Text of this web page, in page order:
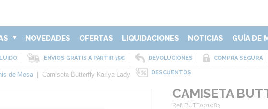
NOVEDADES OFERTAS LIQUIDACIONES NOTICIAS GUÍA DE
ENVÍOS GRATIS A PARTIR 75€ DEVOLUCIONES COMPRA SEGURA
DESCUENTOS
de Mesa Camiseta Butterfly Kariya Lady
CAMISETA
Ref. BUTE001083